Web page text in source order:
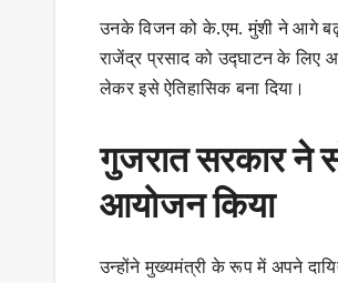
उनके विजन को के.एम. मुंशी ने आगे
राजेंद्र प्रसाद को उद्घाटन के लिए
लेकर इसे ऐतिहासिक बना दिया।
गुजरात सरकार ने
आयोजन किया
उन्होंने मुख्यमंत्री के रूप में अपने